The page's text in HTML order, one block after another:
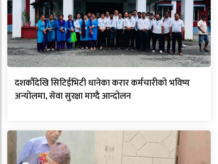
दशकौँदेखि सिटिईभिटी धानेका करार कर्मचारीको भविष्य
अन्योलमा, सेवा सुरक्षा माग्दै आन्दोलन